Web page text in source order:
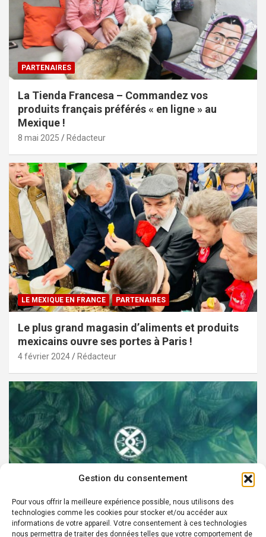
Gestion du consentement
Pour vous offrir la meilleure expérience possible, nous utilisons des
technologies comme les cookies pour stocker et/ou accéder aux
informations de votre appareil. Votre consentement à ces technologies
nous permettra de traiter des données telles que votre comportement de
PARTENAIRES
La Tienda Francesa – Commandez vos
produits français préférés « en ligne » au
Mexique !
8 mai 2025 Rédacteur
LE MEXIQUE EN FRANCE PARTENAIRES
Le plus grand magasin d’aliments et produits
mexicains ouvre ses portes à Paris !
4 février 2024 Rédacteur
PARTENAIRES